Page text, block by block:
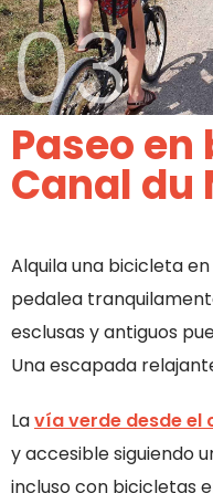
03
Paseo
Canal du
Alquila una bicicleta
pedalea
esclusas y antiguos
Una escapada
Lavía verde desde el
y accesible siguiendo
incluso con bicicletas